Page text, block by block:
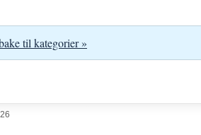
til kategorier »